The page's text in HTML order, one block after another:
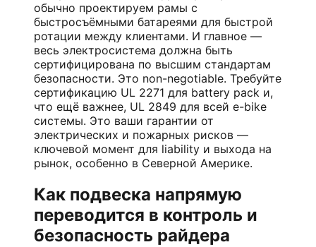
обычно проектируем рамы с
быстросъёмными батареями для быстрой
ротации между клиентами. И главное —
весь электросистема должна быть
сертифицирована по высшим стандартам
безопасности. Это non-negotiable. Требуйте
сертификацию UL 2271 для battery pack и,
что ещё важнее, UL 2849 для всей e-bike
системы. Это ваши гарантии от
электрических и пожарных рисков —
ключевой момент для liability и выхода на
рынок, особенно в Северной Америке.
Как подвеска напрямую
переводится в контроль и
безопасность райдера